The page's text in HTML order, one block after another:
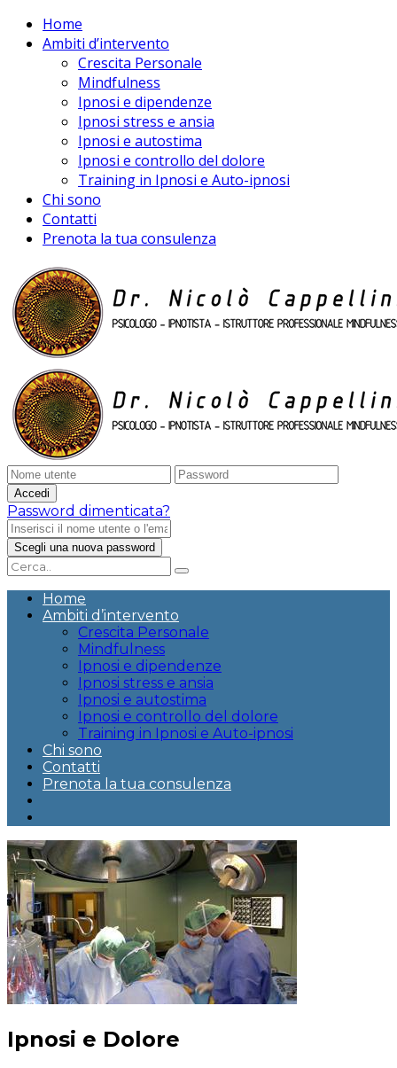
Home
Ambiti d’intervento
Crescita Personale
Mindfulness
Ipnosi e dipendenze
Ipnosi stress e ansia
Ipnosi e autostima
Ipnosi e controllo del dolore
Training in Ipnosi e Auto-ipnosi
Chi sono
Contatti
Prenota la tua consulenza
Password dimenticata?
Home
Ambiti d’intervento
Crescita Personale
Mindfulness
Ipnosi e dipendenze
Ipnosi stress e ansia
Ipnosi e autostima
Ipnosi e controllo del dolore
Training in Ipnosi e Auto-ipnosi
Chi sono
Contatti
Prenota la tua consulenza
Ipnosi e Dolore